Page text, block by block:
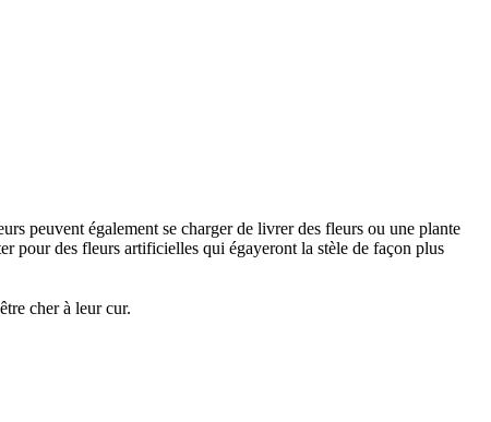
peuvent également se charger de livrer des fleurs ou une plante
pour des fleurs artificielles qui égayeront la stèle de façon plus
cher à leur cur.